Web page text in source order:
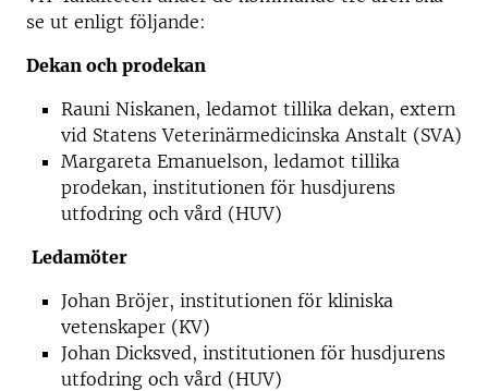
se ut enligt följande:
Dekan och prodekan
Rauni Niskanen, ledamot tillika dekan, extern
vid Statens Veterinärmedicinska Anstalt (SVA)
Margareta Emanuelson, ledamot tillika
prodekan, institutionen för husdjurens
utfodring och vård (HUV)
Ledamöter
Johan Bröjer, institutionen för kliniska
vetenskaper (KV)
Johan Dicksved, institutionen för husdjurens
utfodring och vård (HUV)